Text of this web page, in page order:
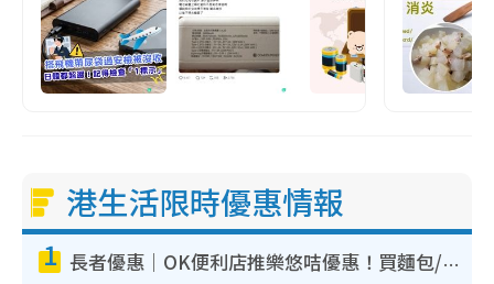
港生活限時優惠情報
1 長者優惠｜OK便利店推樂悠咭優惠！買麵包/牛奶/保健品拍卡即減